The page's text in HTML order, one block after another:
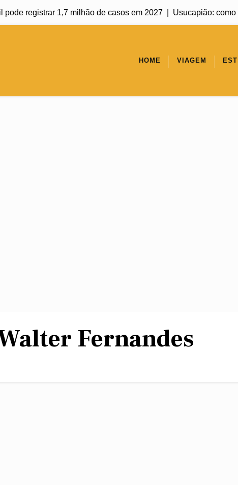
registrar 1,7 milhão de casos em 2027 |Usucapião: como
HOME VIAGEM
Fernandes